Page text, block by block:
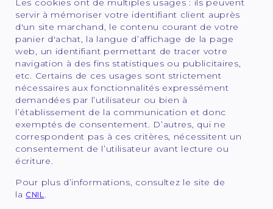
Les cookies ont de multiples usages : ils peuvent
servir à mémoriser votre identifiant client auprès
d'un site marchand, le contenu courant de votre
panier d'achat, la langue d’affichage de la page
web, un identifiant permettant de tracer votre
navigation à des fins statistiques ou publicitaires,
etc. Certains de ces usages sont strictement
nécessaires aux fonctionnalités expressément
demandées par l’utilisateur ou bien à
l’établissement de la communication et donc
exemptés de consentement. D’autres, qui ne
correspondent pas à ces critères, nécessitent un
consentement de l’utilisateur avant lecture ou
écriture.
Pour plus d’informations, consultez le site de
laCNIL.